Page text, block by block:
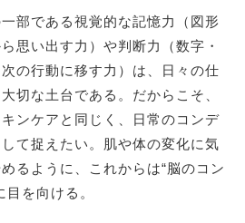
部である視覚的な記憶力（図形
思い出す力）や判断力（数字・
の行動に移す力）は、日々の仕
切な土台である。だからこそ、
ンケアと同じく、日常のコンデ
て捉えたい。肌や体の変化に気
るように、これからは“脳のコン
目を向ける。